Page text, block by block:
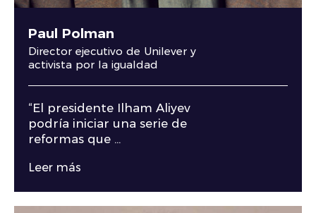
Paul Polman
Director ejecutivo de Unilever y
activista por la igualdad
“El presidente Ilham Aliyev
podría iniciar una serie de
reformas que ...
Leer más